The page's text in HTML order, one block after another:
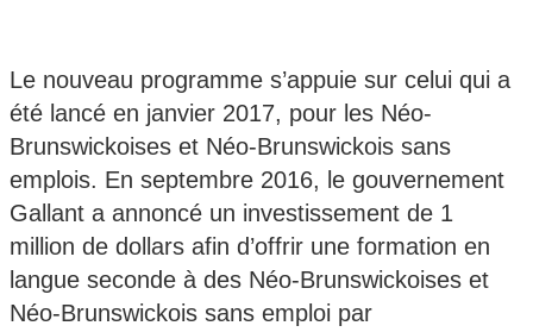
Le nouveau programme s’appuie sur celui qui a
été lancé en janvier 2017, pour les Néo-
Brunswickoises et Néo-Brunswickois sans
emplois. En septembre 2016, le gouvernement
Gallant a annoncé un investissement de 1
million de dollars afin d’offrir une formation en
langue seconde à des Néo-Brunswickoises et
Néo-Brunswickois sans emploi par